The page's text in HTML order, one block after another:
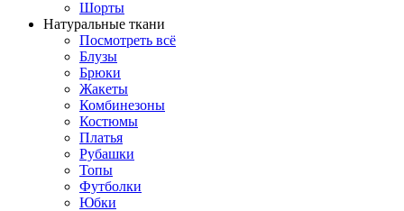
Шорты
Натуральные ткани
Посмотреть всё
Блузы
Брюки
Жакеты
Комбинезоны
Костюмы
Платья
Рубашки
Топы
Футболки
Юбки